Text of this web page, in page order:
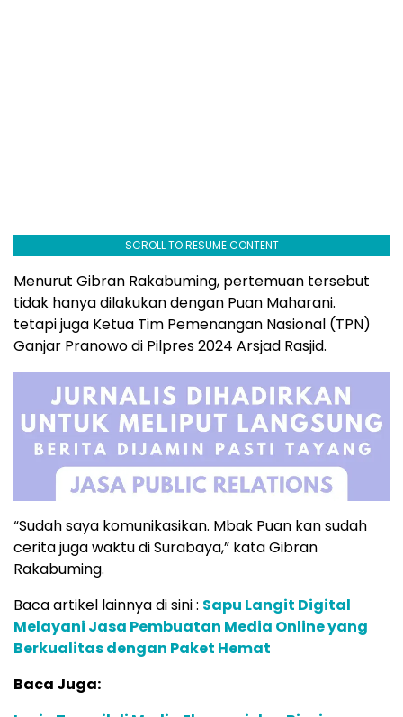
SCROLL TO RESUME CONTENT
Menurut Gibran Rakabuming, pertemuan tersebut
tidak hanya dilakukan dengan Puan Maharani.
tetapi juga Ketua Tim Pemenangan Nasional (TPN)
Ganjar Pranowo di Pilpres 2024 Arsjad Rasjid.
“Sudah saya komunikasikan. Mbak Puan kan sudah
cerita juga waktu di Surabaya,” kata Gibran
Rakabuming.
Baca artikel lainnya di sini : Sapu Langit Digital
Melayani Jasa Pembuatan Media Online yang
Berkualitas dengan Paket Hemat
Baca Juga: